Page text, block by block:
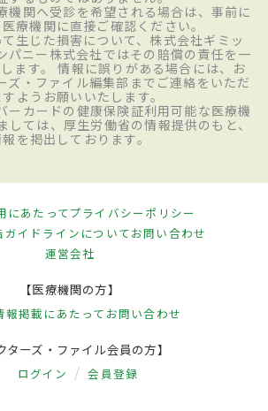
機関へ受診を希望される場合は、事前に
療機関に直接ご確認ください。
生じた損害について、株式会社ギミッ
パニー株式会社ではその賠償の責任を一
ます。 情報に誤りがある場合には、お
ズ・ファイル編集部までご連絡をいただ
ようお願いいたします。
ーカードの健康保険証利用可能な医療機
しては、厚生労働省の情報提供のもと、
を掲出しております。
にあたってプライバシーポリシー
ガイドラインについてお問い合わせ
運営会社
【医療機関の方】
報掲載にあたって お問い合わせ
ターズ・ファイル会員の方】
ログイン 会員登録